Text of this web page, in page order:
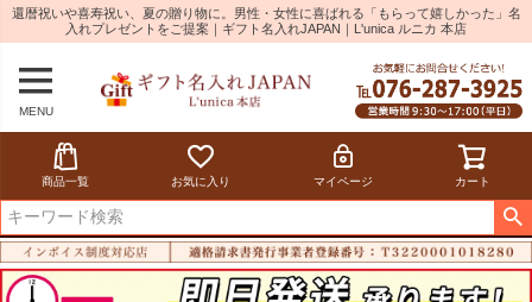
還暦祝いや喜寿祝い、夏の贈り物に。男性・女性に喜ばれる「もらって嬉しかった」名
入れプレゼントをご提案｜ギフト名入れJAPAN｜L'unica ルニカ 本店
MENU
商品一覧 お気に入り マイページ カート